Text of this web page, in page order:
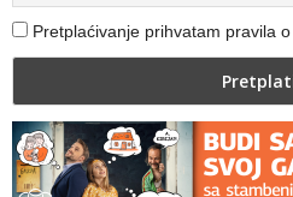
Pretplaćivanje prihvatam pravila